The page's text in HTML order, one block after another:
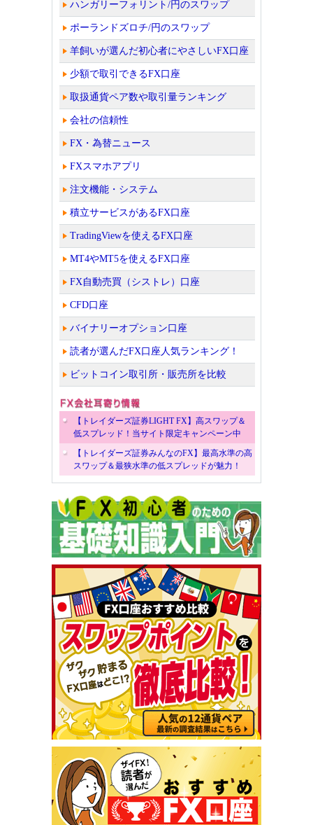
ハンガリーフォリント/円のスワップ
ポーランドズロチ/円のスワップ
羊飼いが選んだ初心者にやさしいFX口座
少額で取引できるFX口座
取扱通貨ペア数や取引量ランキング
会社の信頼性
FX・為替ニュース
FXスマホアプリ
注文機能・システム
積立サービスがあるFX口座
TradingViewを使えるFX口座
MT4やMT5を使えるFX口座
FX自動売買（シストレ）口座
CFD口座
バイナリーオプション口座
読者が選んだFX口座人気ランキング！
ビットコイン取引所・販売所を比較
【トレイダーズ証券LIGHT FX】高スワップ＆
低スプレッド！当サイト限定キャンペーン中
【トレイダーズ証券みんなのFX】最高水準の高
スワップ＆最狭水準の低スプレッドが魅力！